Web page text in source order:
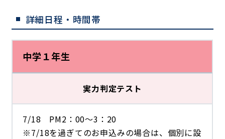
詳細日程・時間帯
中学１年生
実力判定テスト
7/18 PM2：00～3：20
※7/18を過ぎてのお申込みの場合は、個別に設